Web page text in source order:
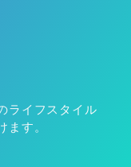
ライフスタイル
ます。